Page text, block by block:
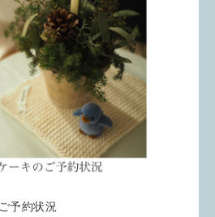
予約状況